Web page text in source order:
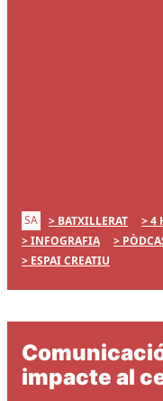
SA BATXILLERAT 4
INFOGRAFIA
ESPAI CREATIU
impacte al